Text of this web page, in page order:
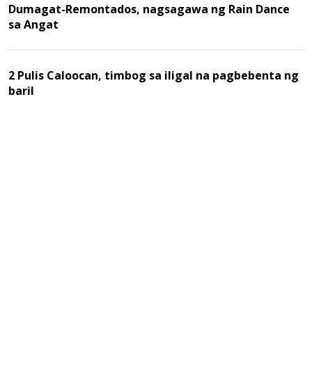
Dumagat-Remontados, nagsagawa ng Rain Dance
sa Angat
2 Pulis Caloocan, timbog sa iligal na pagbebenta ng
baril